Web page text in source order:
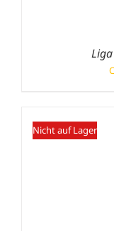
Nicht auf Lager